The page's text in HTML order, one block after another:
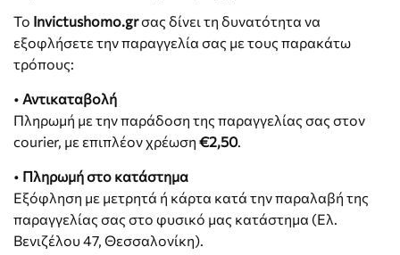
Το Invictushomo.grσας δίνει τη δυνατότητα να
εξοφλήσετε την παραγγελία σας με τους παρακάτω
τρόπους:
• Αντικαταβολή
Πληρωμή με την παράδοση της παραγγελίας σας στον
courier, με επιπλέον χρέωση €2,50.
• Πληρωμή στο κατάστημα
Εξόφληση με μετρητά ή κάρτα κατά την παραλαβή της
παραγγελίας σας στο φυσικό μας κατάστημα (Ελ.
Βενιζέλου 47, Θεσσαλονίκη).